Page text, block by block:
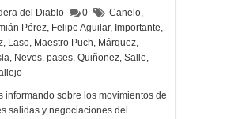
del Diablo 0 Canelo,
Pérez, Felipe Aguilar, Importante,
, Laso, Maestro Puch, Márquez,
, Neves, pases, Quiñonez, Salle,
informando sobre los movimientos de
salidas y negociaciones del